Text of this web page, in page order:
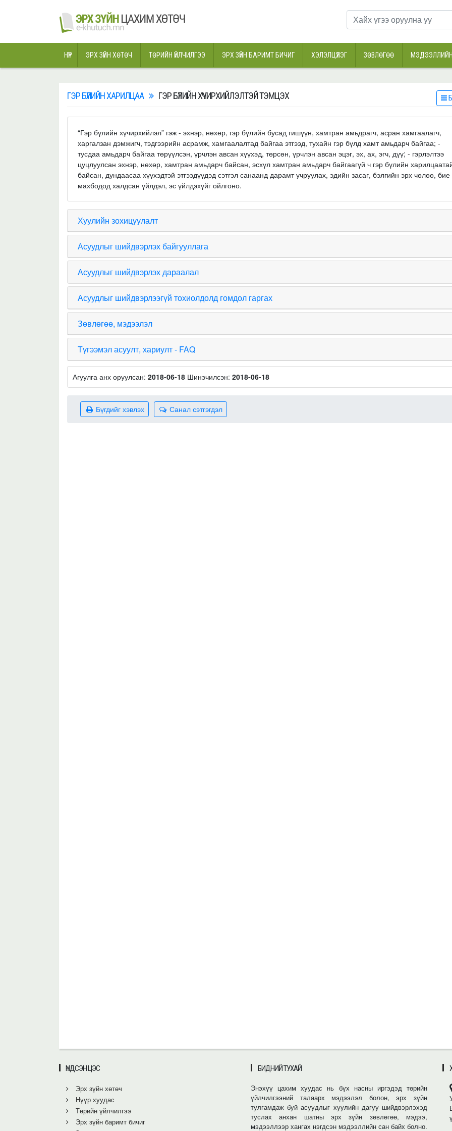
НҮҮР ЭРХ ЗҮЙН ХӨТӨЧ ТӨРИЙН ҮЙЛЧИЛГЭЭ ЭРХ ЗҮЙН БАРИМТ БИЧИГ ХЭЛЭЛЦҮҮЛЭГ ЗӨВЛӨГӨӨ
ГЭР БҮЛИЙН ХАРИЛЦАА ГЭР БҮЛИЙН ХҮЧИРХИЙЛЭЛТЭЙ ТЭМЦЭХ
“Гэр бүлийн хүчирхийлэл” гэж - эхнэр, нөхөр, гэр бүлийн бусад гишүүн, хамтран амьдрагч, асран хамгаалагч,
харгалзан дэмжигч, тэдгээрийн асрамж, хамгаалалтад байгаа этгээд, тухайн гэр бүлд хамт амьдарч байгаа; -
тусдаа амьдарч байгаа төрүүлсэн, үрчлэн авсан хүүхэд, төрсөн, үрчлэн авсан эцэг, эх, ах, эгч, дүү; - гэрлэлтээ
цуцлуулсан эхнэр, нөхөр, хамтран амьдарч байсан, эсхүл хамтран амьдарч байгаагүй ч гэр бүлийн
байсан, дундаасаа хүүхэдтэй этгээдүүдэд сэтгэл санаанд дарамт учруулах, эдийн засаг, бэлгийн эрх чөлөө, бие
махбодод халдсан үйлдэл, эс үйлдэхүйг ойлгоно.
Хуулийн зохицуулалт
Асуудлыг шийдвэрлэх байгууллага
Асуудлыг шийдвэрлэх дараалал
Асуудлыг шийдвэрлээгүй тохиолдолд гомдол гаргах
Зөвлөгөө, мэдээлэл
Түгээмэл асуулт, хариулт - FAQ
Агуулга анх оруулсан: 2018-06-18 Шинэчилсэн: 2018-06-18
Санал сэтгэгдэл
Бүгдийг хэвлэх
ҮНДСЭН ЦЭС
Эрх зүйн хөтөч
Нүүр хуудас
Төрийн үйлчилгээ
Эрх зүйн баримт бичиг
БИДНИЙ ТУХАЙ
Энэхүү цахим хуудас нь бүх насны иргэдэд төрийн
үйлчилгээний талаарх мэдээлэл болон, эрх зүйн
тулгамдаж буй асуудлыг хуулийн дагуу шийдвэрлэхэд
туслах анхан шатны эрх зүйн зөвлөгөө, мэдээ,
мэдээллээр хангах нэгдсэн мэдээллийн сан байх болно.